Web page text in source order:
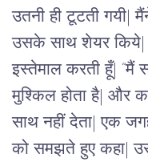
उतनी ही टूटती गयी|
उसके साथ शेयर किये|
इस्तेमाल करती हूँ| “मैं
मुश्किल होता है| और
साथ नहीं देता| एक
को समझते हुए कहा|